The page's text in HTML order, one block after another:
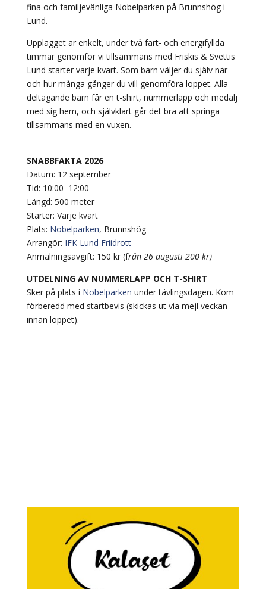
fina och familjevänliga Nobelparken på Brunnshög i
Lund.
Upplägget är enkelt, under två fart- och energifyllda
timmar genomför vi tillsammans med Friskis & Svettis
Lund starter varje kvart. Som barn väljer du själv när
och hur många gånger du vill genomföra loppet. Alla
deltagande barn får en t-shirt, nummerlapp och medalj
med sig hem, och självklart går det bra att springa
tillsammans med en vuxen.
SNABBFAKTA 2026
Datum: 12 september
Tid: 10:00–12:00
Längd: 500 meter
Starter: Varje kvart
Plats: Nobelparken, Brunnshög
Arrangör: IFK Lund Friidrott
Anmälningsavgift: 150 kr (från 26 augusti 200 kr)
UTDELNING AV NUMMERLAPP OCH T-SHIRT
Sker på plats i Nobelparken under tävlingsdagen. Kom
förberedd med startbevis (skickas ut via mejl veckan
innan loppet).